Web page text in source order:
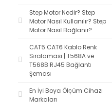
Step Motor Nedir? Step
Motor Nasıl Kullanılır? Step
Motor Nasıl Bağlanır?
CAT5 CAT6 Kablo Renk
Sıralaması | T568A ve
T568B RJ45 Bağlantı
Şeması
En İyi Boya Ölçüm Cihazı
Markaları